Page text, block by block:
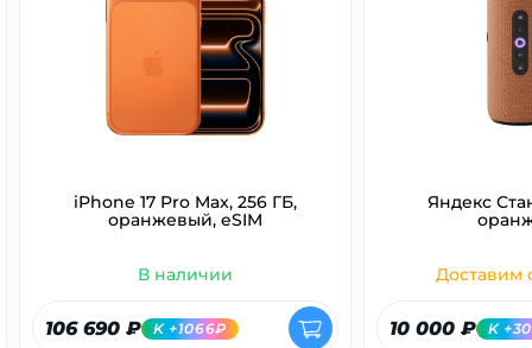
iPhone 17 Pro Max, 256 ГБ,
оранжевый, eSIM
В наличии
106 690 ₽ K +1066₽
Яндекс
Доставим
10 000 ₽ K
об оплате Плайтом
раз в 2
plait.ru